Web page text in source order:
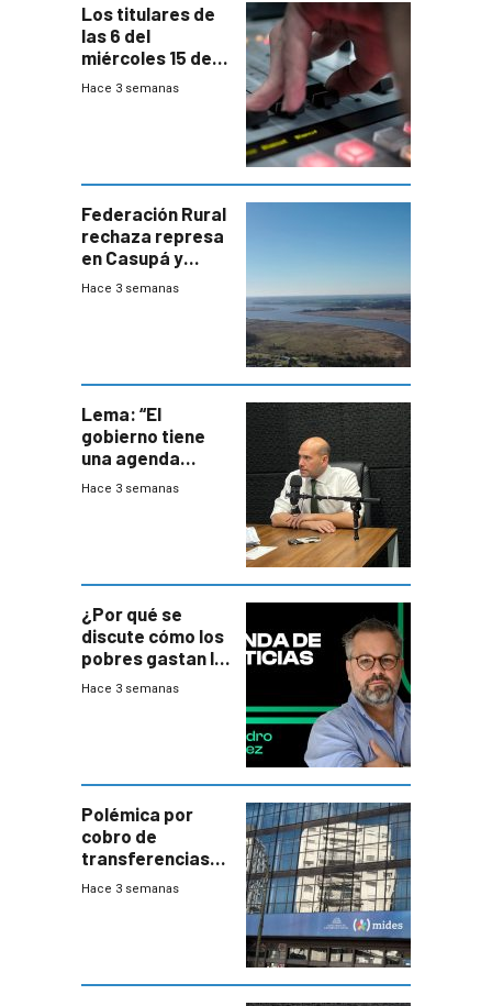
Los titulares de
las 6 del
miércoles 15 de
julio de 2026
Hace 3 semanas
Federación Rural
rechaza represa
en Casupá y
firma demanda
Hace 3 semanas
Lema: “El
gobierno tiene
una agenda
destructiva”
Hace 3 semanas
¿Por qué se
discute cómo los
pobres gastan la
plata?
Hace 3 semanas
Polémica por
cobro de
transferencias
del Mides en
Hace 3 semanas